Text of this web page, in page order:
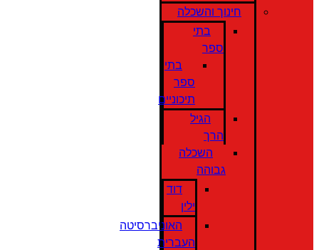
חינוך והשכלה
בתי
ספר
בתי
ספר
תיכוניים
הגיל
הרך
השכלה
גבוהה
דוד
ילין
האוניברסיטה
העברית